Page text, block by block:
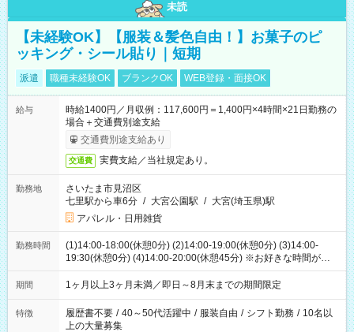
未読
【未経験OK】【服装＆髪色自由！】お菓子のピ
ッキング・シール貼り｜短期
派遣 職種未経験OK ブランクOK WEB登録・面接OK
給与
時給1400円／月収例：117,600円＝1,400円×4時間×21日勤務の
場合＋交通費別途支給
交通費別途支給あり
交通費 実費支給／当社規定あり。
勤務地
さいたま市見沼区
七里駅から車6分 / 大宮公園駅 / 大宮(埼玉県)駅
アパレル・日用雑貨
勤務時間
(1)14:00-18:00(休憩0分) (2)14:00-19:00(休憩0分) (3)14:00-
19:30(休憩0分) (4)14:00-20:00(休憩45分) ※お好きな時間が選べ
ます
期間 1ヶ月以上3ヶ月未満／即日～8月末までの期間限定
特徴 履歴書不要 / 40～50代活躍中 / 服装自由 / シフト勤務 / 10名以
上の大量募集